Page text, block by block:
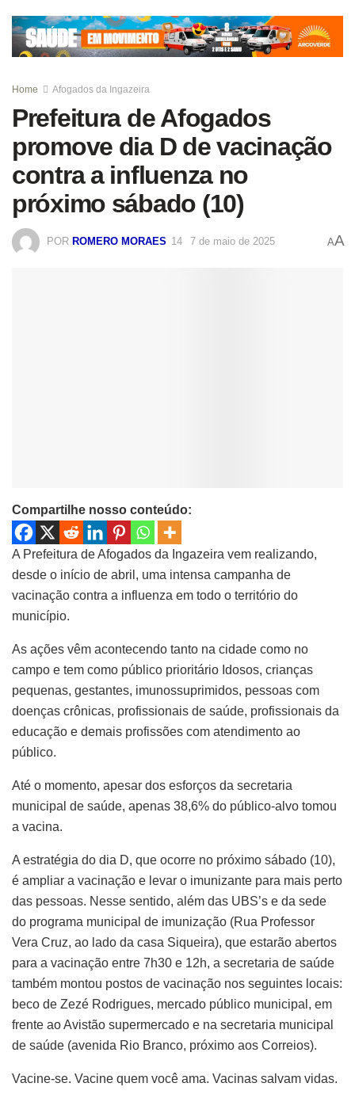
Home Afogados da Ingazeira
Prefeitura de Afogados
promove dia D de vacinação
contra a influenza no
próximo sábado (10)
POR ROMERO MORAES 7 de maio de 2025 AA
Compartilhe nosso conteúdo:
A Prefeitura de Afogados da Ingazeira vem realizando,
desde o início de abril, uma intensa campanha de
vacinação contra a influenza em todo o território do
município.
As ações vêm acontecendo tanto na cidade como no
campo e tem como público prioritário Idosos, crianças
pequenas, gestantes, imunossuprimidos, pessoas com
doenças crônicas, profissionais de saúde, profissionais da
educação e demais profissões com atendimento ao
público.
Até o momento, apesar dos esforços da secretaria
municipal de saúde, apenas 38,6% do público-alvo tomou
a vacina.
A estratégia do dia D, que ocorre no próximo sábado (10),
é ampliar a vacinação e levar o imunizante para mais perto
das pessoas. Nesse sentido, além das UBS’s e da sede
do programa municipal de imunização (Rua Professor
Vera Cruz, ao lado da casa Siqueira), que estarão abertos
para a vacinação entre 7h30 e 12h, a secretaria de saúde
também montou postos de vacinação nos seguintes locais:
beco de Zezé Rodrigues, mercado público municipal, em
frente ao Avistão supermercado e na secretaria municipal
de saúde (avenida Rio Branco, próximo aos Correios).
Vacine-se. Vacine quem você ama. Vacinas salvam vidas.